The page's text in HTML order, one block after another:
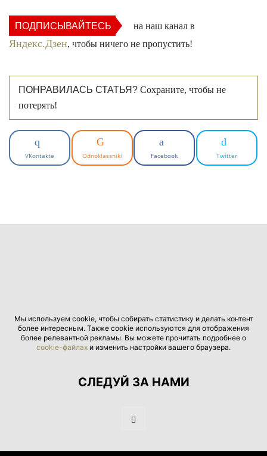
ПОДПИСЫВАЙТЕСЬ на наш канал в
Яндекс.Дзен, чтобы ничего не пропустить!
ПОНРАВИЛАСЬ СТАТЬЯ? Сохраните, чтобы не
потерять!
VKontakte Odnoklassniki Facebook Twitter
Мы используем cookie, чтобы собирать статистику и делать контент
более интересным. Также cookie используются для отображения
более релевантной рекламы. Вы можете прочитать подробнее о
cookie-файлах и изменить настройки вашего браузера.
СЛЕДУЙ ЗА НАМИ